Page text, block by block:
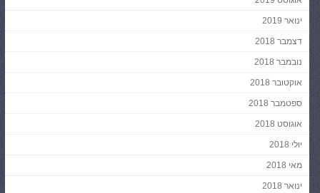
ינואר 2019
דצמבר 2018
נובמבר 2018
אוקטובר 2018
ספטמבר 2018
אוגוסט 2018
יולי 2018
מאי 2018
ינואר 2018